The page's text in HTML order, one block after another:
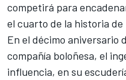
competirá para
el cuarto de la historia de
En el décimo aniversario
compañía boloñesa, el
influencia, en su